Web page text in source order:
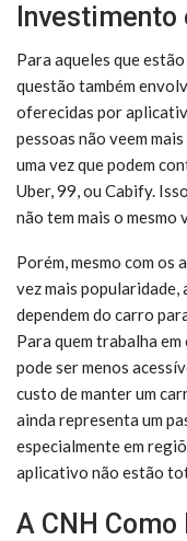
Investimento
Para aqueles que
questão também
oferecidas por
pessoas não veem
uma vez que podem
Uber, 99, ou Cabify.
não tem mais o
Porém, mesmo com
vez mais popularidade,
dependem do carro
Para quem trabalha
pode ser menos
custo de manter um
ainda representa um
especialmente em
aplicativo não estão
A CNH